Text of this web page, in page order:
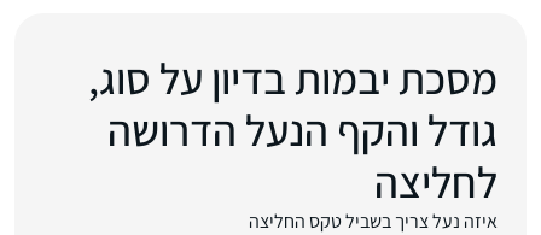
מסכת יבמות בדיון על סוג,
גודל והקף הנעל הדרושה
לחליצה
איזה נעל צריך בשביל טקס החליצה